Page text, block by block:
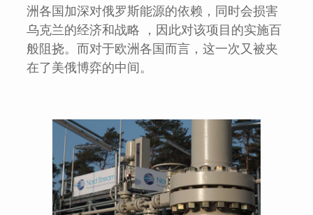
洲各国加深对俄罗斯能源的依赖，同时会损害
乌克兰的经济和战略 ，因此对该项目的实施百
般阻挠。而对于欧洲各国而言，这一次又被夹
在了美俄博弈的中间。